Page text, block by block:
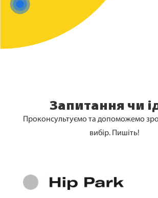
Запитання чи
Проконсультуємо та допоможемо
вибір. Пишіть!